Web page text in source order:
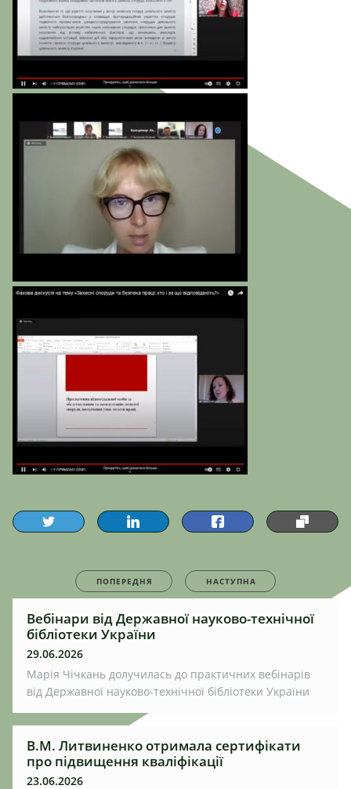
ПОПЕРЕДНЯ НАСТУПНА
Вебінари від Державної науково-технічної
бібліотеки України
29.06.2026
Марія Чічкань долучилась до практичних вебінарів
від Державної науково-технічної бібліотеки України
В.М. Литвиненко отримала сертифікати
про підвищення кваліфікації
23.06.2026